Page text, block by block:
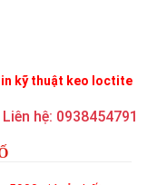
kỹ thuật keo loctite
Liên hệ: 0938454791